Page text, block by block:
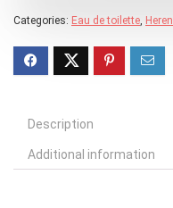
Categories: Eau de toilette, Heren
Description
Additional information